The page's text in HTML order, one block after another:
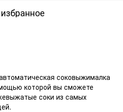
соковыжималка
которой вы сможете
соки из самых